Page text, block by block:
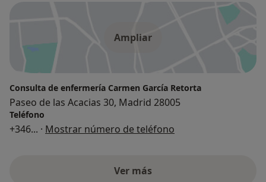
Ampliar
Consulta de enfermería Carmen García Retorta
Paseo de las Acacias 30, Madrid 28005
Teléfono
+346... · Mostrar número de teléfono
Ver más